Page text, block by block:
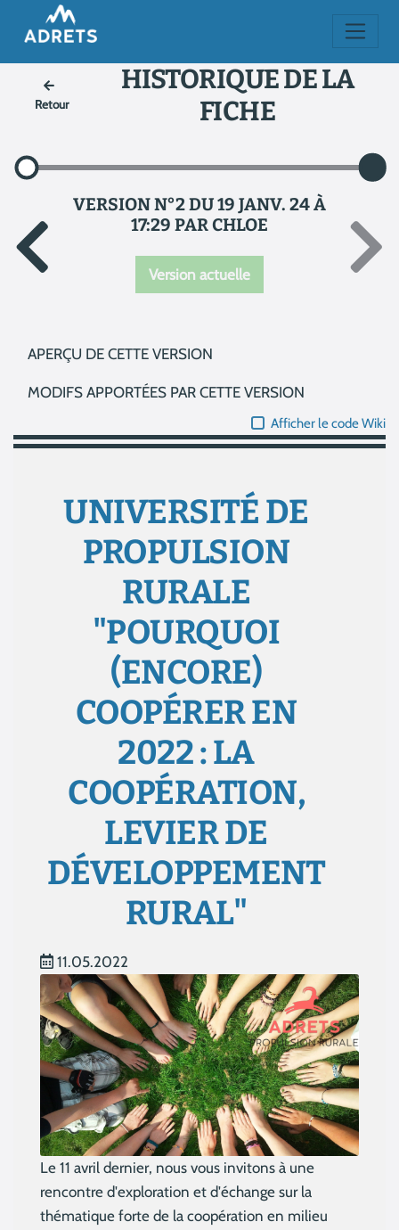
Retour
HISTORIQUE DE LA
FICHE
VERSION N°2 DU 19 JANV. 24 À
17:29 PAR CHLOE
Version actuelle
APERÇU DE CETTE VERSION
MODIFS APPORTÉES PAR CETTE VERSION
Afficher le code Wiki
UNIVERSITÉ DE
PROPULSION
RURALE
"POURQUOI
(ENCORE)
COOPÉRER EN
2022 : LA
COOPÉRATION,
LEVIER DE
DÉVELOPPEMENT
RURAL"
11.05.2022
Le 11 avril dernier, nous vous invitons à une
rencontre d'exploration et d'échange sur la
thématique forte de la coopération en milieu